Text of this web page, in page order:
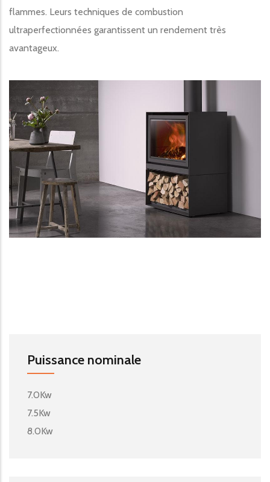
flammes. Leurs techniques de combustion
ultraperfectionnées garantissent un rendement très
avantageux.
Image produit
Puissance nominale
7.0Kw
7.5Kw
8.0Kw